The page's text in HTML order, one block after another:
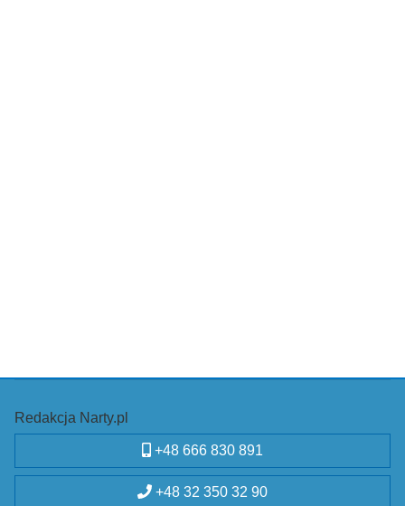
Redakcja Narty.pl
+48 666 830 891
+48 32 350 32 90